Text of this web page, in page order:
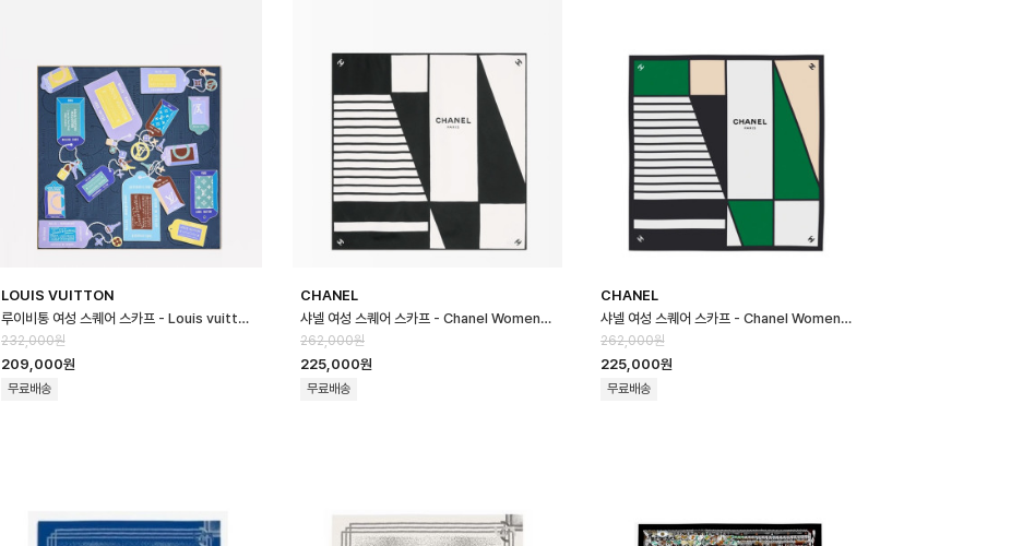
LOUIS VUITTON
루이비통 여성 스퀘어 스카프 - Louis vuitton Womens Square Scar…
232,000원
209,000원
무료배송
CHANEL
샤넬 여성 스퀘어 스카프 - Chanel Womens Square Scarf - acc87…
262,000원
225,000원
무료배송
CHANEL
샤넬 여성 스퀘어 스카프 - Chanel Womens Square Scarf - acc87…
262,000원
225,000원
무료배송